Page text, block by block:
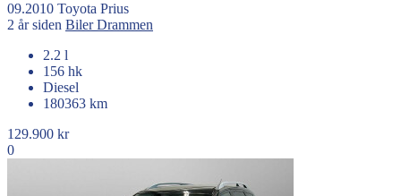
09.2010 Toyota Prius
2 år siden BilerDrammen
2.2 l
156 hk
Diesel
180363 km
129.900 kr
0